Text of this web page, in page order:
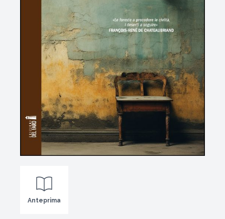
Anteprima